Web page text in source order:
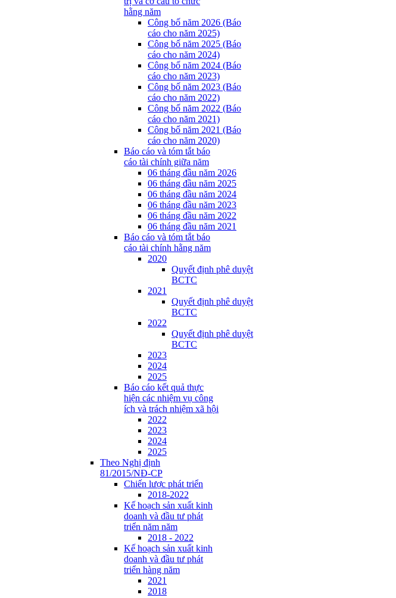
hằng năm
Công bố năm 2026 (Báo
cáo cho năm 2025)
Công bố năm 2025 (Báo
cáo cho năm 2024)
Công bố năm 2024 (Báo
cáo cho năm 2023)
Công bố năm 2023 (Báo
cáo cho năm 2022)
Công bố năm 2022 (Báo
cáo cho năm 2021)
Công bố năm 2021 (Báo
cáo cho năm 2020)
Báo cáo và tóm tắt báo
cáo tài chính giữa năm
06 tháng đầu năm 2026
06 tháng đầu năm 2025
06 tháng đầu năm 2024
06 tháng đầu năm 2023
06 tháng đầu năm 2022
06 tháng đầu năm 2021
Báo cáo và tóm tắt báo
cáo tài chính hằng năm
2020
Quyết định phê duyệt
BCTC
2021
Quyết định phê duyệt
BCTC
2022
Quyết định phê duyệt
BCTC
2023
2024
2025
Báo cáo kết quả thực
hiện các nhiệm vụ công
ích và trách nhiệm xã hội
2022
2023
2024
2025
Theo Nghị định
81/2015/NĐ-CP
Chiến lược phát triển
2018-2022
Kế hoạch sản xuất kinh
doanh và đầu tư phát
triển năm năm
2018 - 2022
Kế hoạch sản xuất kinh
doanh và đầu tư phát
triển hàng năm
2021
2018